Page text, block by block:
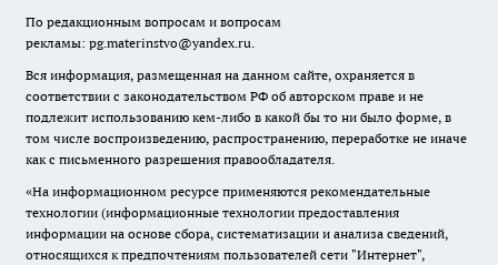
По редакционным вопросам и вопросам
рекламы: pg.materinstvo@yandex.ru.
Вся информация, размещенная на данном сайте, охраняется в
соответствии с законодательством РФ об авторском праве и не
подлежит использованию кем-либо в какой бы то ни было форме, в
том числе воспроизведению, распространению, переработке не иначе
как с письменного разрешения правообладателя.
«На информационном ресурсе применяются рекомендательные
технологии (информационные технологии предоставления
информации на основе сбора, систематизации и анализа сведений,
относящихся к предпочтениям пользователей сети "Интернет",